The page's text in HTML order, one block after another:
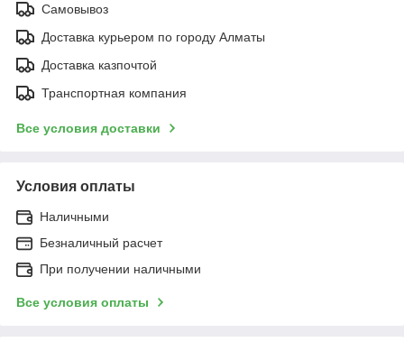
Самовывоз
Доставка курьером по городу Алматы
Доставка казпочтой
Транспортная компания
Все условия доставки
Условия оплаты
Наличными
Безналичный расчет
При получении наличными
Все условия оплаты